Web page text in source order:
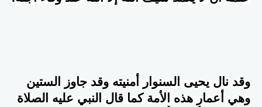
وقد نال يحيى السنوار أمنيته وقد جاوز الستين
وهي أعمار هذه الأمة كما قال النبي عليه الصلاة